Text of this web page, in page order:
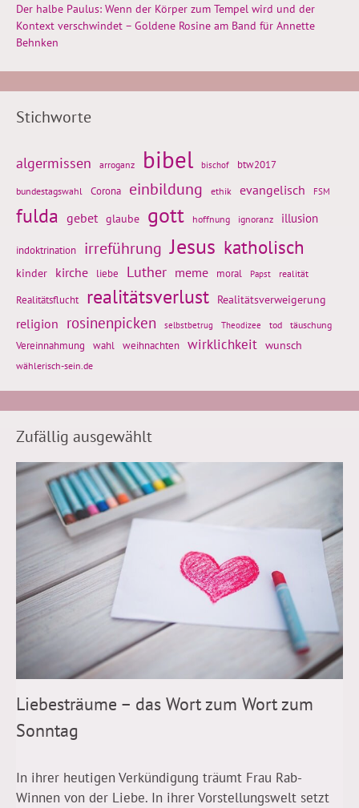
Der halbe Paulus: Wenn der Körper zum Tempel wird und der
Kontext verschwindet – Goldene Rosine am Band für Annette
Behnken
Stichworte
algermissen arroganz bibel bischof btw2017
bundestagswahl Corona einbildung ethik evangelisch FSM
fulda gebet glaube gott hoffnung ignoranz illusion
indoktrination irreführung Jesus katholisch
kinder kirche liebe Luther meme moral Papst realität
Realitätsflucht realitätsverlust Realitätsverweigerung
religion rosinenpicken selbstbetrug Theodizee tod täuschung
Vereinnahmung wahl weihnachten wirklichkeit wunsch
wählerisch-sein.de
Zufällig ausgewählt
Liebesträume – das Wort zum Wort zum
Sonntag
In ihrer heutigen Verkündigung träumt Frau Rab-
Winnen von der Liebe. In ihrer Vorstellungswelt setzt